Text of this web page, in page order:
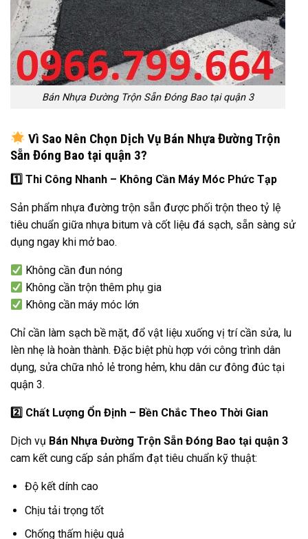
Bán Nhựa Đường Trộn Sẵn Đóng Bao tại quận 3
Vì Sao Nên Chọn Dịch Vụ Bán Nhựa Đường Trộn
Sẵn Đóng Bao tại quận 3?
1️ Thi Công Nhanh – Không Cần Máy Móc Phức Tạp
Sản phẩm nhựa đường trộn sẵn được phối trộn theo tỷ lệ
tiêu chuẩn giữa nhựa bitum và cốt liệu đá sạch, sẵn sàng sử
dụng ngay khi mở bao.
Không cần đun nóng
Không cần trộn thêm phụ gia
Không cần máy móc lớn
Chỉ cần làm sạch bề mặt, đổ vật liệu xuống vị trí cần sửa, lu
lèn nhẹ là hoàn thành. Đặc biệt phù hợp với công trình dân
dụng, sửa chữa nhỏ lẻ trong hẻm, khu dân cư đông đúc tại
quận 3.
2️ Chất Lượng Ổn Định – Bền Chắc Theo Thời Gian
Dịch vụ Bán Nhựa Đường Trộn Sẵn Đóng Bao tại quận 3
cam kết cung cấp sản phẩm đạt tiêu chuẩn kỹ thuật:
Độ kết dính cao
Chịu tải trọng tốt
Chống thấm hiệu quả